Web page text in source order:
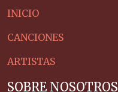
INICIO
CANCIONES
ARTISTAS
SOBRE NOSOTROS